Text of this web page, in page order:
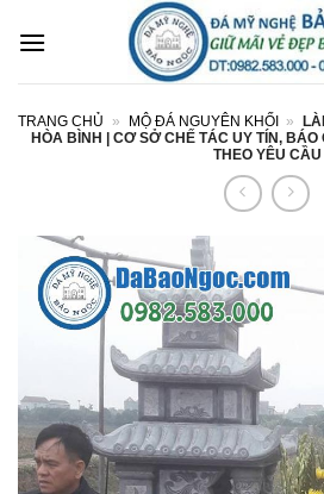
qua
TRANG CHỦ » MỘ ĐÁ NGUYÊN KHỐI »
HÒA BÌNH | CƠ SỞ CHẾ TÁC UY TÍN, BÁO
THEO YÊU CẦU